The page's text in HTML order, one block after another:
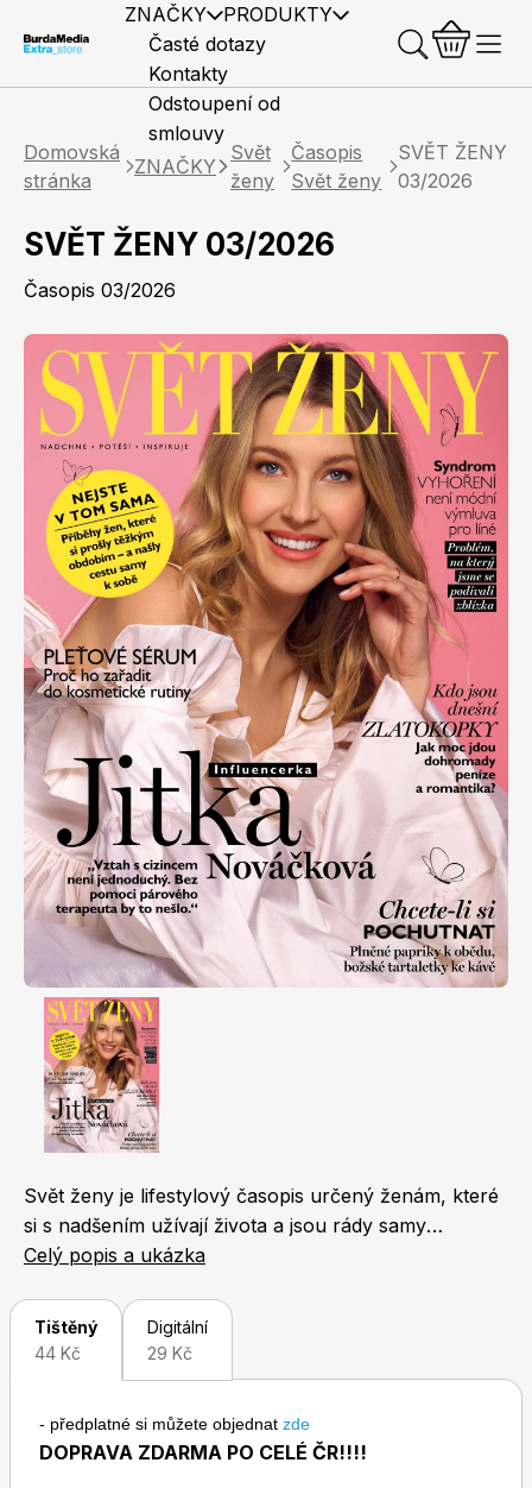
ZNAČKY PRODUKTY
Marianne
Apetit
Svět ženy
Elle Decoration
Marianne Bydlení
Marianne Venkov & styl
Naše krásná zahrada
Chip
Merch
Časté dotazy
Kontakty
Odstoupení od
smlouvy
Domovská
stránka
ZNAČKY
Svět
ženy
Časopis
Svět ženy
SVĚT ŽENY
03/2026
SVĚT ŽENY 03/2026
Časopis 03/2026
Svět ženy je lifestylový časopis určený ženám, které
si s nadšením užívají života a jsou rády samy
sebou. Jeho koncept je unikátní. Čtenářky v něm
životního stylu, ale také zajímavosti z oblasti
bytového designu, cestování a gastronomie. Každý
měsíc přináší i rozhovor s oblíbenou českou
odrážející svět, v němž žijeme. Nechybí ani oblíbené
příběhy čtenářek a osudy slavných osobností.
Celý popis a ukázka
Tištěný
44 Kč
Digitální
29 Kč
- předplatné si můžete objednat zde
DOPRAVA ZDARMA PO CELÉ ČR!!!!